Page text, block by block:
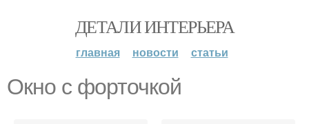
ДЕТАЛИ ИНТЕРЬЕРА
главная новости статьи
Окно с форточкой